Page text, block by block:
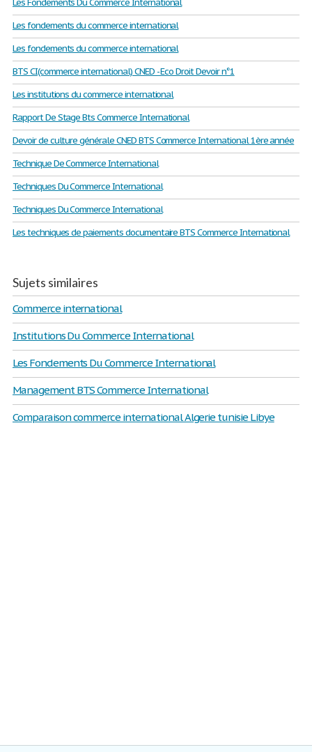
Les Fondements Du Commerce International
Les fondements du commerce international
Les fondements du commerce international
BTS CI(commerce international) CNED - Eco Droit Devoir n°1
Les institutions du commerce international
Rapport De Stage Bts Commerce International
Devoir de culture générale CNED BTS Commerce International 1ère année
Technique De Commerce International
Techniques Du Commerce International
Techniques Du Commerce International
Les techniques de paiements documentaire BTS Commerce International
Sujets similaires
Commerce international
Institutions Du Commerce International
Les Fondements Du Commerce International
Management BTS Commerce International
Comparaison commerce international Algerie tunisie Libye